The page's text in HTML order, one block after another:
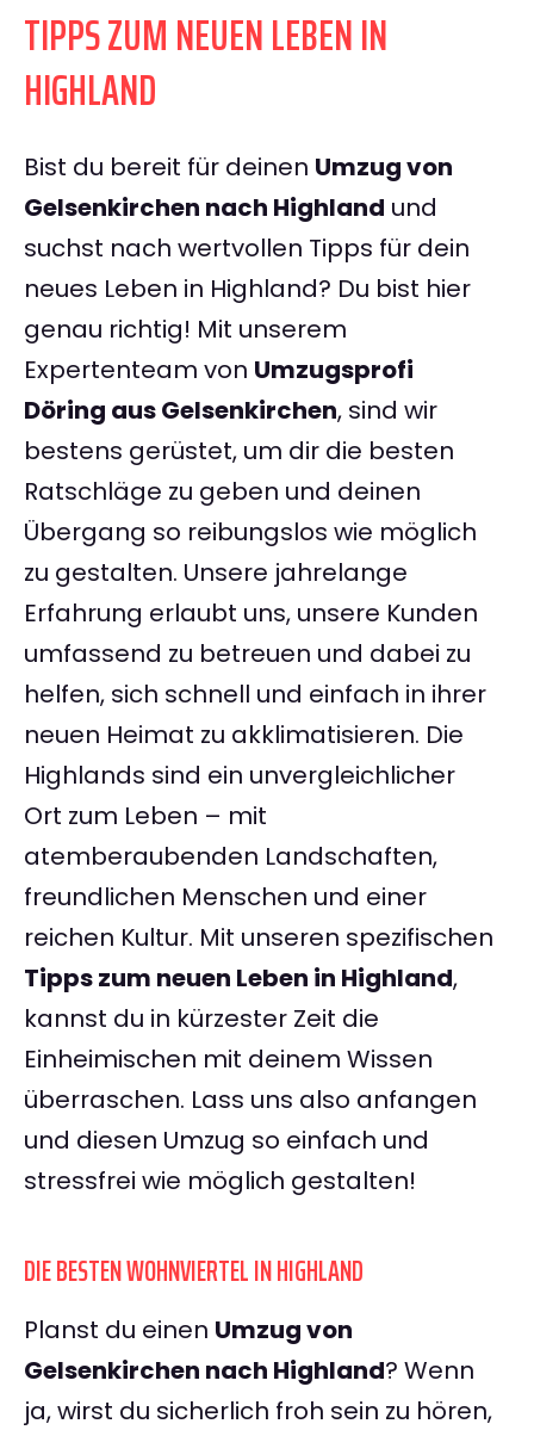
TIPPS ZUM NEUEN LEBEN IN
HIGHLAND
Bist du bereit für deinen Umzug von
Gelsenkirchen nach Highland und
suchst nach wertvollen Tipps für dein
neues Leben in Highland? Du bist hier
genau richtig! Mit unserem
Expertenteam von Umzugsprofi
Döring aus Gelsenkirchen, sind wir
bestens gerüstet, um dir die besten
Ratschläge zu geben und deinen
Übergang so reibungslos wie möglich
zu gestalten. Unsere jahrelange
Erfahrung erlaubt uns, unsere Kunden
umfassend zu betreuen und dabei zu
helfen, sich schnell und einfach in ihrer
neuen Heimat zu akklimatisieren. Die
Highlands sind ein unvergleichlicher
Ort zum Leben – mit
atemberaubenden Landschaften,
freundlichen Menschen und einer
reichen Kultur. Mit unseren spezifischen
Tipps zum neuen Leben in Highland,
kannst du in kürzester Zeit die
Einheimischen mit deinem Wissen
überraschen. Lass uns also anfangen
und diesen Umzug so einfach und
stressfrei wie möglich gestalten!
DIE BESTEN WOHNVIERTEL IN HIGHLAND
Planst du einen Umzug von
Gelsenkirchen nach Highland? Wenn
ja, wirst du sicherlich froh sein zu hören,